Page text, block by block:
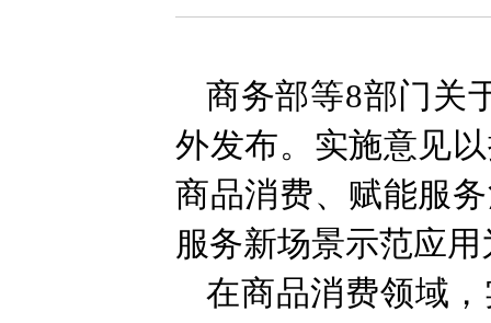
商务部等8部门关
外发布。实施意见
商品消费、赋能服
服务新场景示范应
在商品消费领域